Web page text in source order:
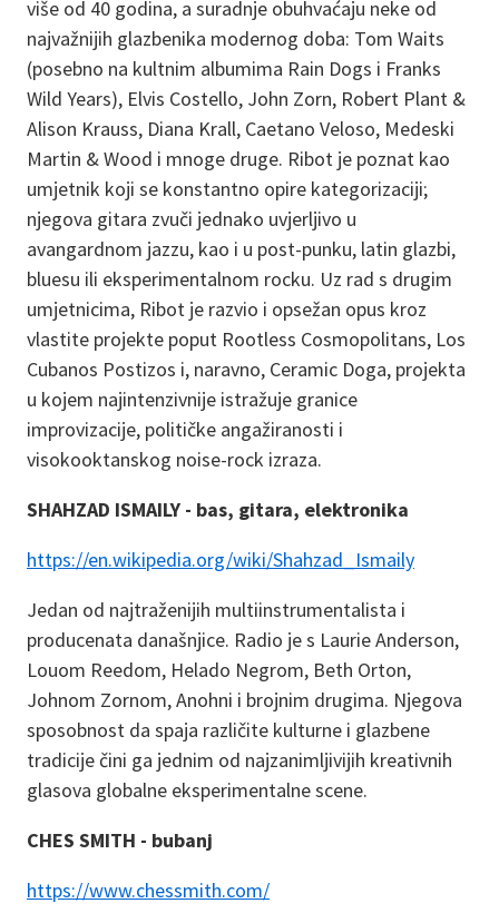
više od 40 godina, a suradnje obuhvaćaju neke od
najvažnijih glazbenika modernog doba: Tom Waits
(posebno na kultnim albumima Rain Dogs i Franks
Wild Years), Elvis Costello, John Zorn, Robert Plant &
Alison Krauss, Diana Krall, Caetano Veloso, Medeski
Martin & Wood i mnoge druge. Ribot je poznat kao
umjetnik koji se konstantno opire kategorizaciji;
njegova gitara zvuči jednako uvjerljivo u
avangardnom jazzu, kao i u post-punku, latin glazbi,
bluesu ili eksperimentalnom rocku. Uz rad s drugim
umjetnicima, Ribot je razvio i opsežan opus kroz
vlastite projekte poput Rootless Cosmopolitans, Los
Cubanos Postizos i, naravno, Ceramic Doga, projekta
u kojem najintenzivnije istražuje granice
improvizacije, političke angažiranosti i
visokooktanskog noise-rock izraza.
SHAHZAD ISMAILY - bas, gitara, elektronika
https://en.wikipedia.org/wiki/Shahzad_Ismaily
Jedan od najtraženijih multiinstrumentalista i
producenata današnjice. Radio je s Laurie Anderson,
Louom Reedom, Helado Negrom, Beth Orton,
Johnom Zornom, Anohni i brojnim drugima. Njegova
sposobnost da spaja različite kulturne i glazbene
tradicije čini ga jednim od najzanimljivijih kreativnih
glasova globalne eksperimentalne scene.
CHES SMITH - bubanj
https://www.chessmith.com/